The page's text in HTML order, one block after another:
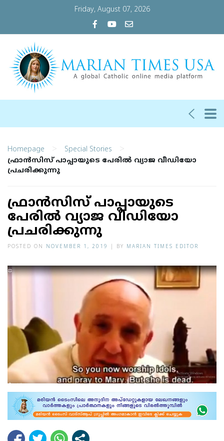
Friday, August 07, 2026
Homepage > Special Stories >
ഫ്രാന്‍സിസ് പാപ്പായുടെ പേരില്‍ വ്യാജ വീഡിയോ
പ്രചരിക്കുന്നു
ഫ്രാന്‍സിസ് പാപ്പായുടെ
പേരില്‍ വ്യാജ വീഡിയോ
പ്രചരിക്കുന്നു
POSTED ON NOVEMBER 1, 2019 BY MARIAN TIMES EDITOR